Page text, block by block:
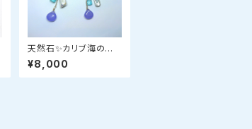
天然石✨カリブ海の宝
石ラリマーシリーズ✨ラ
ベンダーカラーフープピ
¥8,000